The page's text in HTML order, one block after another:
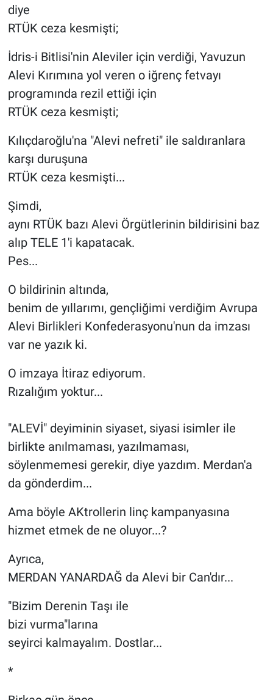
diye
RTÜK ceza kesmişti;
İdris-i Bitlisi'nin Aleviler için verdiği, Yavuzun
Alevi Kırımına yol veren o iğrenç fetvayı
programında rezil ettiği için
RTÜK ceza kesmişti;
Kılıçdaroğlu'na "Alevi nefreti" ile saldıranlara
karşı duruşuna
RTÜK ceza kesmişti...
Şimdi,
aynı RTÜK bazı Alevi Örgütlerinin bildirisini baz
alıp TELE 1'i kapatacak.
Pes...
O bildirinin altında,
benim de yıllarımı, gençliğimi verdiğim Avrupa
Alevi Birlikleri Konfederasyonu'nun da imzası
var ne yazık ki.
O imzaya İtiraz ediyorum.
Rızalığım yoktur...
"ALEVİ" deyiminin siyaset, siyasi isimler ile
birlikte anılmaması, yazılmaması,
söylenmemesi gerekir, diye yazdım. Merdan'a
da gönderdim...
Ama böyle AKtrollerin linç kampanyasına
hizmet etmek de ne oluyor...?
Ayrıca,
MERDAN YANARDAĞ da Alevi bir Can'dır...
"Bizim Derenin Taşı ile
bizi vurma"larına
seyirci kalmayalım. Dostlar...
*